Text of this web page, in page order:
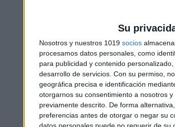
Su
Nosotros y nuestros 1019 socios
procesamos datos personales, como
para publicidad y contenido
desarrollo de servicios. Con su permiso,
geográfica precisa e identificación
otorgarnos su consentimiento a nosotros
previamente descrito. De forma
preferencias antes de otorgar o negar su